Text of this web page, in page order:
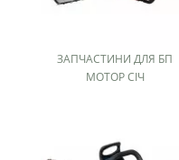
ЗАПЧАСТИНИ ДЛЯ БП
МОТОР СІЧ